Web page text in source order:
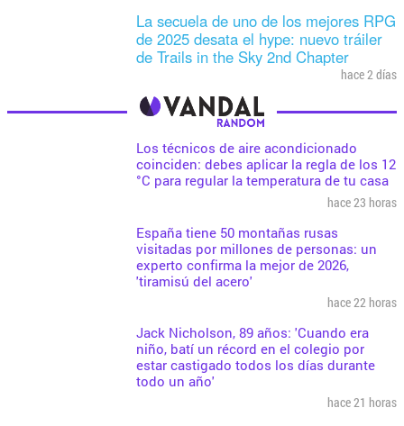
La secuela de uno de los mejores RPG
de 2025 desata el hype: nuevo tráiler
de Trails in the Sky 2nd Chapter
hace 2 días
Los técnicos de aire acondicionado
coinciden: debes aplicar la regla de los 12
°C para regular la temperatura de tu casa
hace 23 horas
España tiene 50 montañas rusas
visitadas por millones de personas: un
experto confirma la mejor de 2026,
'tiramisú del acero'
hace 22 horas
Jack Nicholson, 89 años: 'Cuando era
niño, batí un récord en el colegio por
estar castigado todos los días durante
todo un año'
hace 21 horas